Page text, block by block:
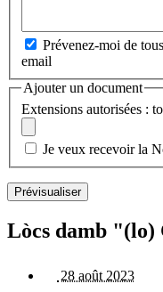
Prévenez-moi de
email
Ajouter un document
Extensions autorisées :
Je veux recevoir la
Lòcs damb "(lo)
28 août 2023